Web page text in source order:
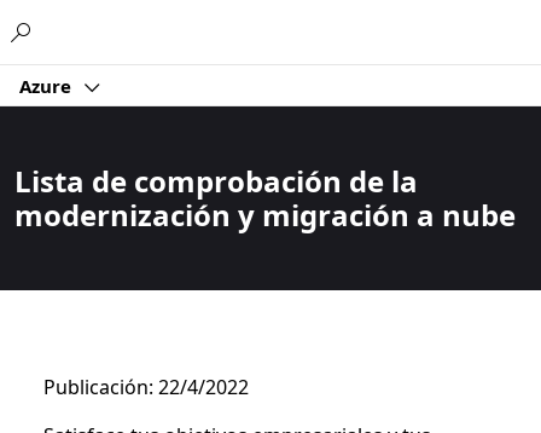
Azure
Lista de comprobación de la
modernización y migración a nube
Publicación: 22/4/2022